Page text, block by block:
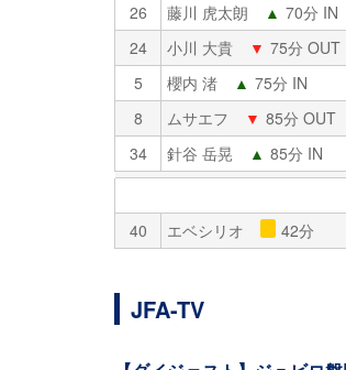
26
藤川 虎太朗 ▲ 70分 IN
24
小川 大貴 ▼ 75分 OUT
5
櫻内 渚 ▲ 75分 IN
8
ムサエフ ▼ 85分 OUT
34
針谷 岳晃 ▲ 85分 IN
40
エベシリオ 42分
JFA-TV